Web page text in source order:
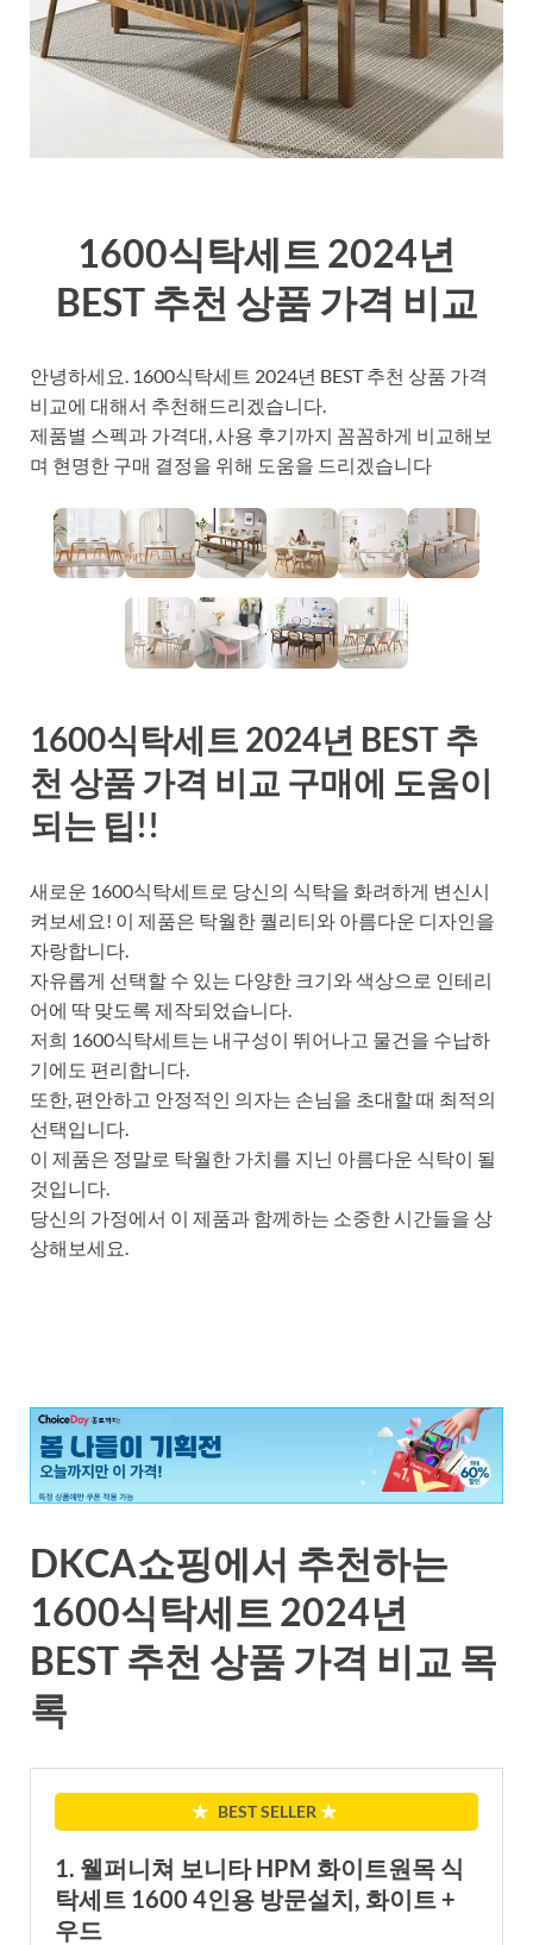
1600식탁세트 2024년
BEST 추천 상품 가격 비교
안녕하세요. 1600식탁세트 2024년 BEST 추천 상품 가격
비교에 대해서 추천해드리겠습니다.
제품별 스펙과 가격대, 사용 후기까지 꼼꼼하게 비교해보
며 현명한 구매 결정을 위해 도움을 드리겠습니다
1600식탁세트 2024년 BEST 추
천 상품 가격 비교 구매에 도움이
되는 팁!!
새로운 1600식탁세트로 당신의 식탁을 화려하게 변신시
켜보세요! 이 제품은 탁월한 퀄리티와 아름다운 디자인을
자랑합니다.
자유롭게 선택할 수 있는 다양한 크기와 색상으로 인테리
어에 딱 맞도록 제작되었습니다.
저희 1600식탁세트는 내구성이 뛰어나고 물건을 수납하
기에도 편리합니다.
또한, 편안하고 안정적인 의자는 손님을 초대할 때 최적의
선택입니다.
이 제품은 정말로 탁월한 가치를 지닌 아름다운 식탁이 될
것입니다.
당신의 가정에서 이 제품과 함께하는 소중한 시간들을 상
상해보세요.
DKCA쇼핑에서 추천하는
1600식탁세트 2024년
BEST 추천 상품 가격 비교 목
록
★ BEST SELLER ★
1. 웰퍼니쳐 보니타 HPM 화이트원목 식
탁세트 1600 4인용 방문설치, 화이트 +
우드